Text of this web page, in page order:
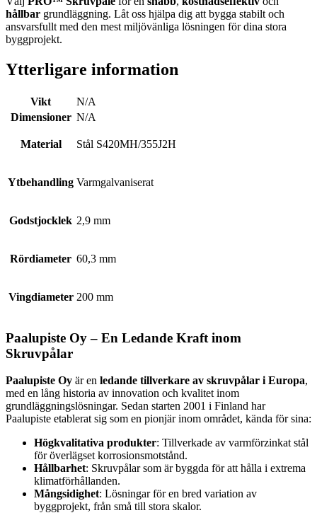
hållbar grundläggning. Låt oss hjälpa dig att bygga stabilt och
ansvarsfullt med den mest miljövänliga lösningen för dina stora
byggprojekt.
Ytterligare information
Vikt
N/A
Dimensioner N/A
Material Stål S420MH/355J2H
Ytbehandling Varmgalvaniserat
Godstjocklek 2,9 mm
Rördiameter 60,3 mm
Vingdiameter 200 mm
Paalupiste Oy – En Ledande Kraft inom
Skruvpålar
Paalupiste Oy är en ledande tillverkare av skruvpålar i Europa,
med en lång historia av innovation och kvalitet inom
grundläggningslösningar. Sedan starten 2001 i Finland har
Paalupiste etablerat sig som en pionjär inom området, kända för sina:
Högkvalitativa produkter: Tillverkade av varmförzinkat stål
för överlägset korrosionsmotstånd.
Hållbarhet: Skruvpålar som är byggda för att hålla i extrema
klimatförhållanden.
Mångsidighet: Lösningar för en bred variation av
byggprojekt, från små till stora skalor.